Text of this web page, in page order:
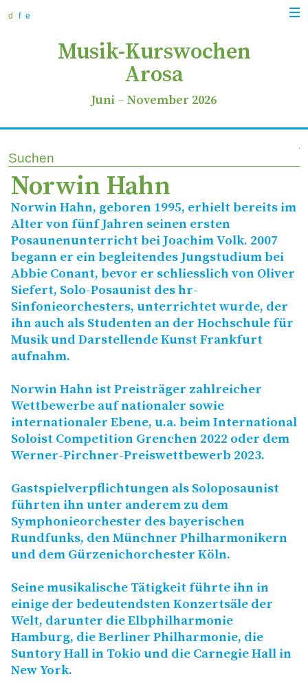
d f e
Musik-Kurswochen
Arosa
Juni – November 2026
Suchen
Norwin Hahn
Norwin Hahn, geboren 1995, erhielt bereits im
Alter von fünf Jahren seinen ersten
Posaunenunterricht bei Joachim Volk. 2007
begann er ein begleitendes Jungstudium bei
Abbie Conant, bevor er schliesslich von Oliver
Siefert, Solo-Posaunist des hr-
Sinfonieorchesters, unterrichtet wurde, der
ihn auch als Studenten an der Hochschule für
Musik und Darstellende Kunst Frankfurt
aufnahm.
Norwin Hahn ist Preisträger zahlreicher
Wettbewerbe auf nationaler sowie
internationaler Ebene, u.a. beim International
Soloist Competition Grenchen 2022 oder dem
Werner-Pirchner-Preiswettbewerb 2023.
Gastspielverpflichtungen als Soloposaunist
führten ihn unter anderem zu dem
Symphonieorchester des bayerischen
Rundfunks, den Münchner Philharmonikern
und dem Gürzenichorchester Köln.
Seine musikalische Tätigkeit führte ihn in
einige der bedeutendsten Konzertsäle der
Welt, darunter die Elbphilharmonie
Hamburg, die Berliner Philharmonie, die
Suntory Hall in Tokio und die Carnegie Hall in
New York.